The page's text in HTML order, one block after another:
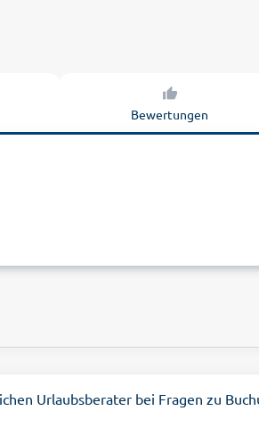
Bewertungen
Urlaubsberater bei Fragen zu